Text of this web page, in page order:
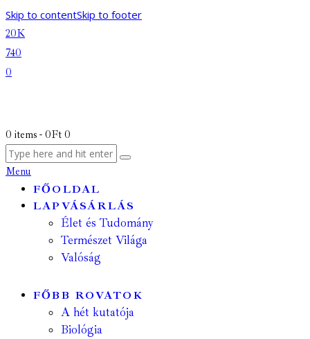
Skip to contentSkip to footer
20K
740
0
0 items - 0Ft 0
Menu
FŐOLDAL
LAPVÁSÁRLÁS
Élet és Tudomány
Természet Világa
Valóság
FŐBB ROVATOK
A hét kutatója
Biológia